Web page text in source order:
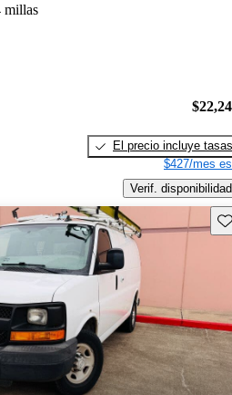
millas
El precio incluye tasas
$427/mes
Verif. disponibilidad